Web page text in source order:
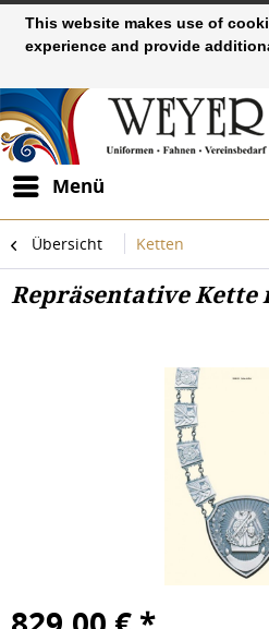
Menü
Übersicht Ketten
Repräsentative
This website makes use of
experience and provide